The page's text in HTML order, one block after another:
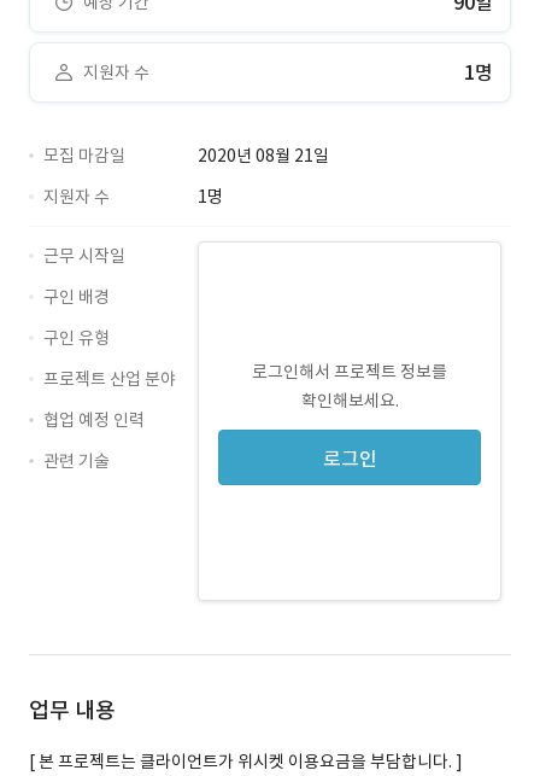
지원자 수 1명
모집 마감일
2020년 08월 21일
지원자 수
1명
로그인해서 프로젝트 정보를
확인해보세요.
로그인
근무 시작일
구인 배경
구인 유형
프로젝트 산업 분야
협업 예정 인력
관련 기술
MySQL · 경력 무관
업무 내용
[ 본 프로젝트는 클라이언트가 위시켓 이용요금을 부담합니다. ]